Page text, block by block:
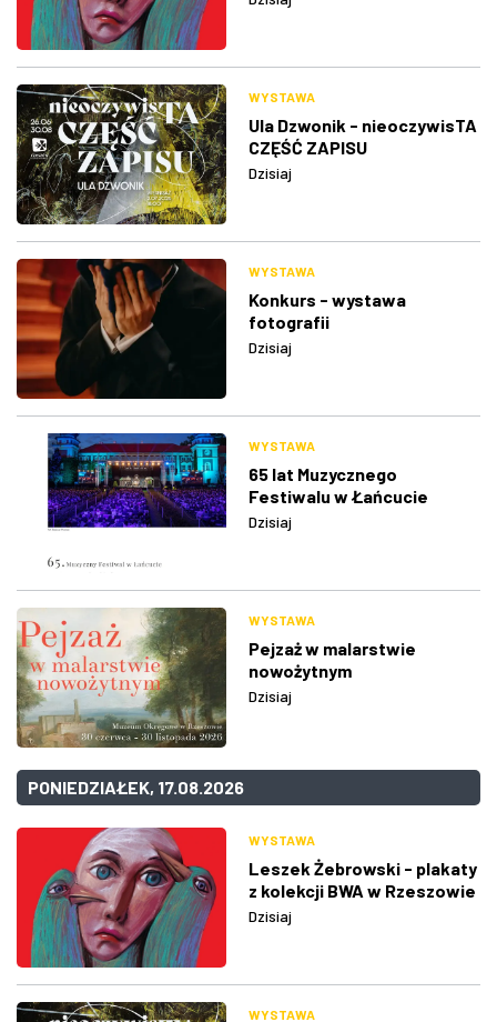
WYSTAWA
Ula Dzwonik - nieoczywisTA
CZĘŚĆ ZAPISU
Dzisiaj
WYSTAWA
Konkurs - wystawa
fotografii
Dzisiaj
WYSTAWA
65 lat Muzycznego
Festiwalu w Łańcucie
Dzisiaj
WYSTAWA
Pejzaż w malarstwie
nowożytnym
Dzisiaj
PONIEDZIAŁEK, 17.08.2026
WYSTAWA
Leszek Żebrowski - plakaty
z kolekcji BWA w Rzeszowie
Dzisiaj
WYSTAWA